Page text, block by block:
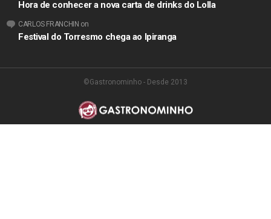
Hora de conhecer a nova carta de drinks do Lolla
CARLOS FRANCHIN on
Festival do Torresmo chega ao Ipiranga
©Gastronominho - Desde 2013